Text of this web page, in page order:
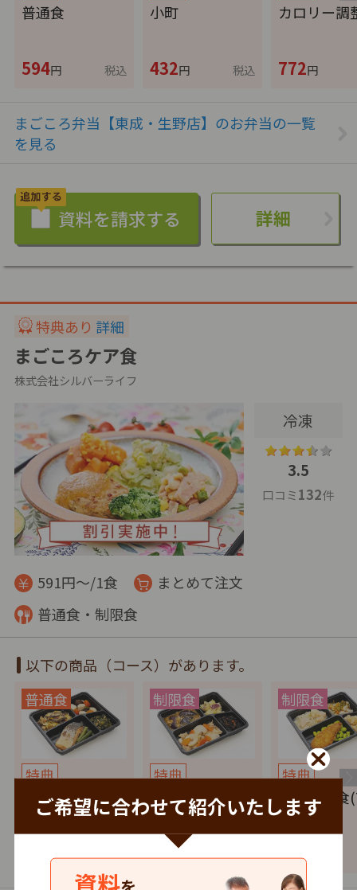
ご希望に合わせて紹介いたします
資料
普通食
594円 税込
小町
432円 税込
カロリー調
772円
まごころ弁当【東成・生野店】のお弁当の一覧
を見る
詳細
特典あり 詳細
まごころケア食
株式会社シルバーライフ
冷凍
3.5
口コミ132件
591円～/1食
まとめて注文
普通食・制限食
以下の商品（コース）があります。
特典
健康バランス(7
食セット)
4,137円 税込
特典
たんぱく調整食
(7食セット)
4,137円 税込
特典
塩分制限
セット)
4,137